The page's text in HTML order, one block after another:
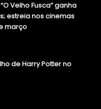
Velho Fusca” ganha
estreia nos cinemas
março
de Harry Potter no